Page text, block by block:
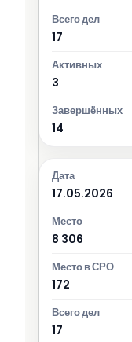
17
3
14
17.05.2026
8 306
172
17